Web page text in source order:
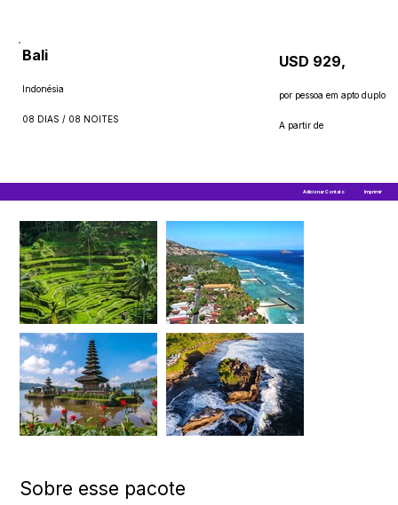
Adicionar Contato Imprimir
Bali
Indonésia
08 DIAS / 08 NOITES
A partir de
USD 929,
por pessoa em apto duplo
Sobre esse pacote